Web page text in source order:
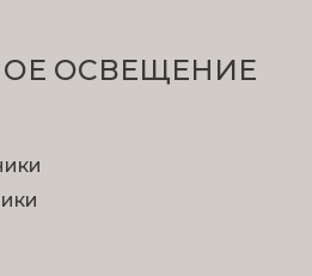
ОСВЕЩЕНИЕ